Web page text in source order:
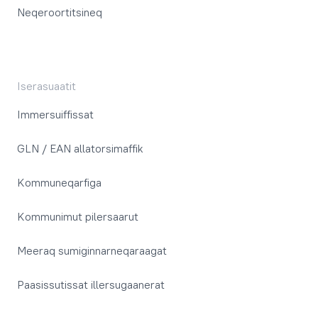
Neqeroortitsineq
Iserasuaatit
Immersuiffissat
GLN / EAN allatorsimaffik
Kommuneqarfiga
Kommunimut pilersaarut
Meeraq sumiginnarneqaraagat
Paasissutissat illersugaanerat